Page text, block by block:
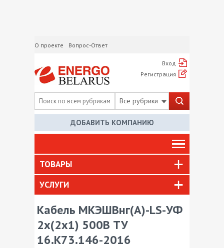
О проекте Вопрос-Ответ
Вход
Регистрация
Все рубрики
ДОБАВИТЬ КОМПАНИЮ
ТОВАРЫ
УСЛУГИ
Кабель МКЭШВнг(А)-LS-УФ
2х(2х1) 500В ТУ
16.К73.146-2016